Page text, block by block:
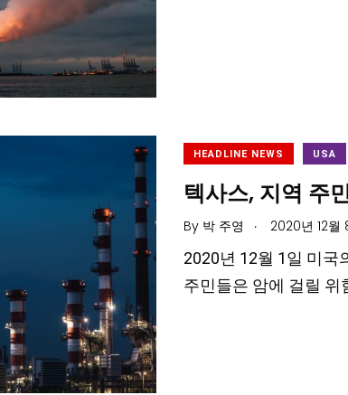
HEADLINE NEWS USA
텍사스, 지역 주
By 박 주영 . 2020년 12월
2020년 12월 1일 미국
주민들은 암에 걸릴 위